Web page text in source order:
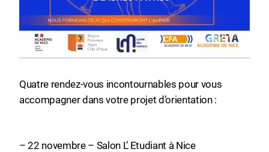
Quatre rendez-vous incontournables pour vous
accompagner dans votre projet d’orientation :
– 22 novembre – Salon L’ Etudiant à Nice